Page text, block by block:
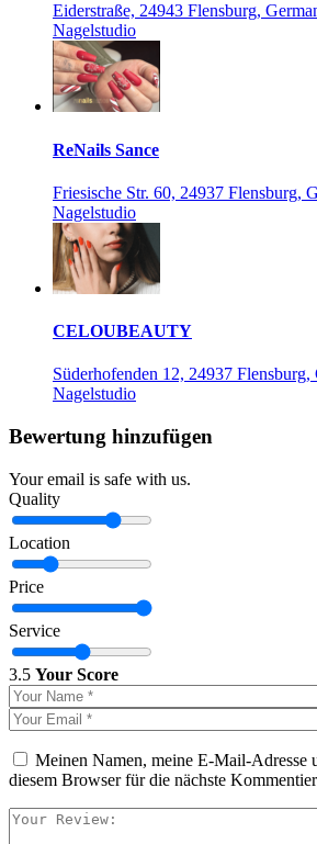
Eiderstraße, 24943 Flensburg,
Nagelstudio
ReNails Sance
Friesische Str. 60, 24937 Flensburg,
Nagelstudio
CELOUBEAUTY
Süderhofenden 12, 24937 Flensburg,
Nagelstudio
Bewertung hinzufügen
Your email is safe with us.
Quality
Location
Price
Service
3.5 Your Score
Meinen Namen, meine E-Mail-Adresse
diesem Browser für die nächste